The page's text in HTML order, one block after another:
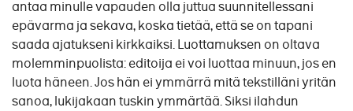
antaa minulle vapauden olla juttua suunnitellessani
epävarma ja sekava, koska tietää, että se on tapani
saada ajatukseni kirkkaiksi. Luottamuksen on oltava
molemminpuolista: editoija ei voi luottaa minuun, jos en
luota häneen. Jos hän ei ymmärrä mitä tekstilläni yritän
sanoa, lukijakaan tuskin ymmärtää. Siksi ilahdun